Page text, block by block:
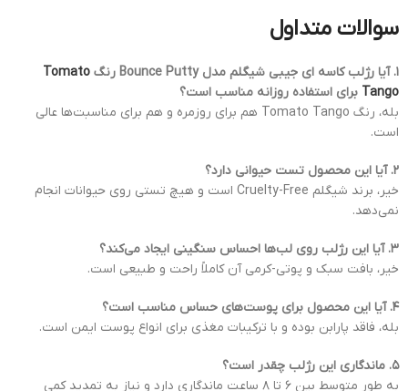
سوالات متداول
۱. آیا رژلب کاسه ای جیبی شیگلم مدل Bounce Putty رنگ
Tomato
Tango برای استفاده روزانه مناسب است؟
بله، رنگ Tomato Tango هم برای روزمره و هم برای مناسبت‌ها عالی
است.
۲. آیا این محصول تست حیوانی دارد؟
خیر، برند شیگلم Cruelty-Free است و هیچ تستی روی حیوانات انجام
نمی‌دهد.
۳. آیا این رژلب روی لب‌ها احساس سنگینی ایجاد می‌کند؟
خیر، بافت سبک و پوتی-کرمی آن کاملاً راحت و طبیعی است.
۴. آیا این محصول برای پوست‌های حساس مناسب است؟
بله، فاقد پارابن بوده و با ترکیبات مغذی برای انواع پوست ایمن است.
۵. ماندگاری این رژلب چقدر است؟
به طور متوسط بین ۶ تا ۸ ساعت ماندگاری دارد و نیاز به تمدید کمی